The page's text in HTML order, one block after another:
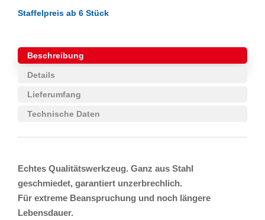
Staffelpreis ab 6 Stück
Beschreibung
Details
Lieferumfang
Technische Daten
Echtes Qualitätswerkzeug. Ganz aus Stahl
geschmiedet, garantiert unzerbrechlich.
Für extreme Beanspruchung und noch längere
Lebensdauer.